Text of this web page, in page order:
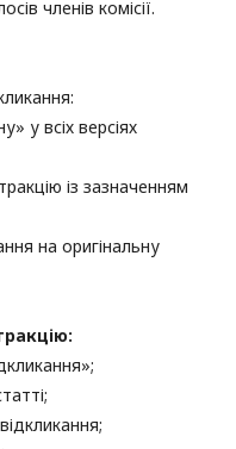
членів комісії.
у всіх версіях
із зазначенням
на оригінальну